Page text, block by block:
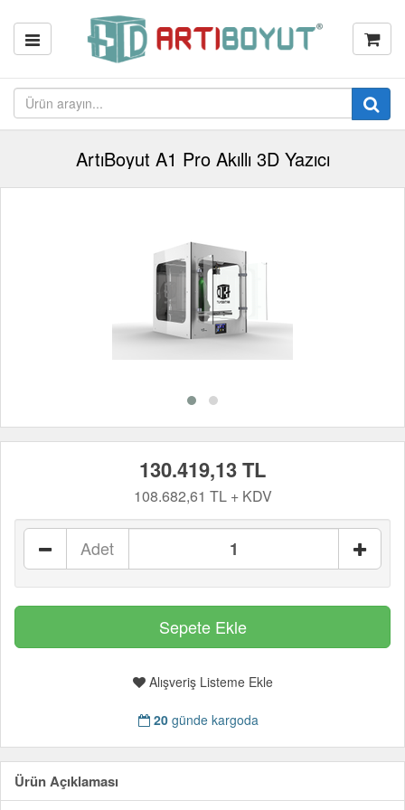
ArtıBoyut A1 Pro Akıllı 3D Yazıcı
130.419,13 TL
108.682,61 TL + KDV
Adet
Alışveriş Listeme Ekle
20günde kargoda
Ürün Açıklaması